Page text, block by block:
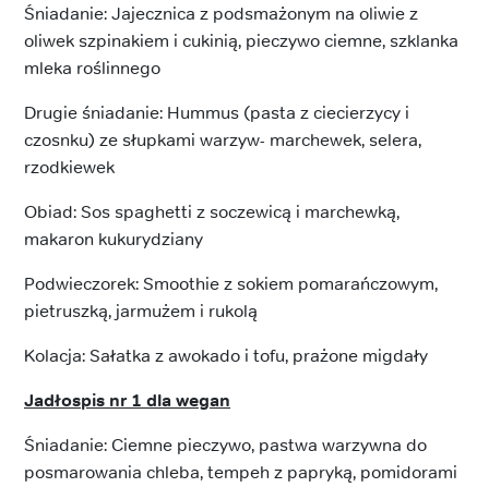
Śniadanie: Jajecznica z podsmażonym na oliwie z
oliwek szpinakiem i cukinią, pieczywo ciemne, szklanka
mleka roślinnego
Drugie śniadanie: Hummus (pasta z ciecierzycy i
czosnku) ze słupkami warzyw- marchewek, selera,
rzodkiewek
Obiad: Sos spaghetti z soczewicą i marchewką,
makaron kukurydziany
Podwieczorek: Smoothie z sokiem pomarańczowym,
pietruszką, jarmużem i rukolą
Kolacja: Sałatka z awokado i tofu, prażone migdały
Jadłospis nr 1 dla wegan
Śniadanie: Ciemne pieczywo, pastwa warzywna do
posmarowania chleba, tempeh z papryką, pomidorami